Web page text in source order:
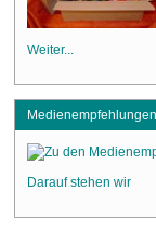
Weiter...
Medienempfehlungen
Darauf stehen wir